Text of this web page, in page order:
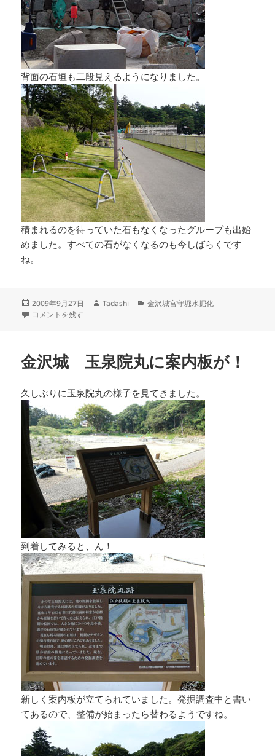
背面の石垣も二段見えるようになりました。
積まれるのを待っていた石もなくなったグループも出始
めました。すべての石がなくなるのも今しばらくです
ね。
投
稿
2009年9月27日
作
Tadashi
カ
金沢城宮守堀水掘化
金沢城いもり堀 鯉喉櫓台はさらに進む に
コメントを残す
金沢城 玉泉院丸に案内板が！
久しぶりに玉泉院丸の様子を見てきました。
到着してみると、ん！
新しく案内板が立てられていました。発掘調査中と書い
てあるので、整備が始まったら替わるようですね。